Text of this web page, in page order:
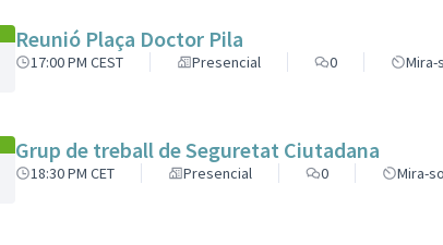
Reunió Plaça Doctor Pila
17:00 PM CEST Presencial 0 Mira-
Grup de treball de Seguretat Ciutadana
18:30 PM CET Presencial 0 Mira-